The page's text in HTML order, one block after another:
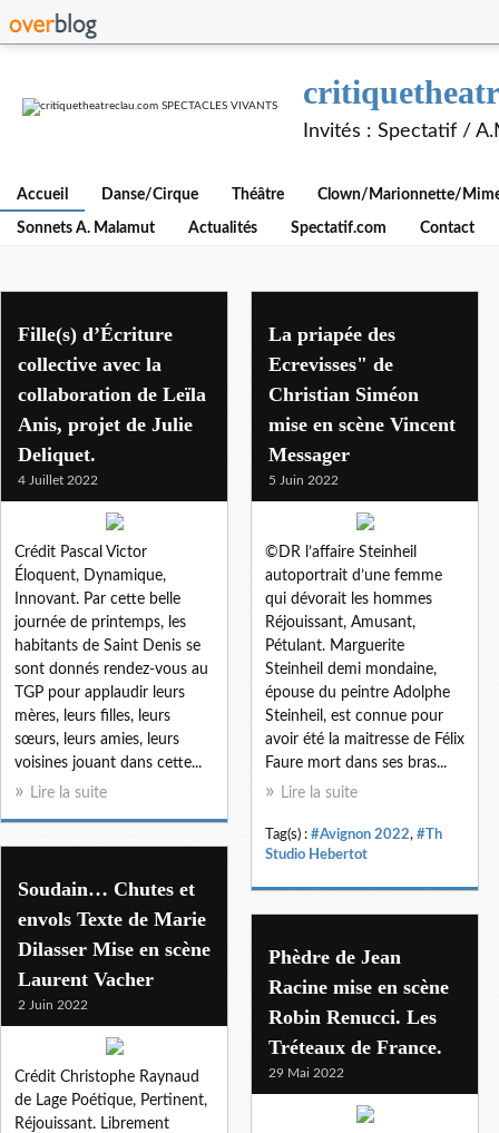
Invités : Spectatif /
Accueil Danse/Cirque Théâtre Clown/Marionnette/
Sonnets A. Malamut Actualités Spectatif.com Contact
Fille(s) d’Écriture
collective avec la
collaboration de Leïla
Anis, projet de Julie
Deliquet.
4 Juillet 2022
Crédit Pascal Victor
Éloquent, Dynamique,
Innovant. Par cette belle
journée de printemps, les
habitants de Saint Denis se
sont donnés rendez-vous au
TGP pour applaudir leurs
mères, leurs filles, leurs
sœurs, leurs amies, leurs
voisines jouant dans cette...
Lire la suite
La priapée des
Ecrevisses" de
Christian Siméon
mise en scène Vincent
Messager
5 Juin 2022
©DR l’affaire Steinheil
autoportrait d’une femme
qui dévorait les hommes
Réjouissant, Amusant,
Pétulant. Marguerite
Steinheil demi mondaine,
épouse du peintre Adolphe
Steinheil, est connue pour
avoir été la maitresse de Félix
Faure mort dans ses bras...
Lire la suite
Tag(s) : #Avignon 2022, #Th
Studio Hebertot
Soudain… Chutes et
envols Texte de Marie
Dilasser Mise en scène
Laurent Vacher
2 Juin 2022
Crédit Christophe Raynaud
de Lage Poétique, Pertinent,
Réjouissant. Librement
Phèdre de Jean
Racine mise en scène
Robin Renucci. Les
Tréteaux de France.
29 Mai 2022